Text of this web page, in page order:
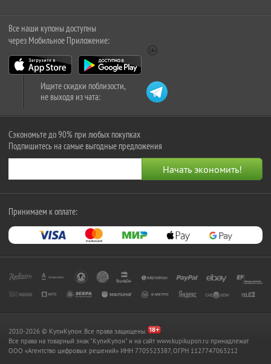
Все наши купоны доступны
через Мобильное Приложение:
Ищите скидки поблизости,
не выходя из чата:
Сэкономьте до 90% при любых покупках
Подпишитесь на самые выгодные предложения
Принимаем к оплате:
2010-2026 © КупиКупон. Все права защищены.
Все права на товарный знак "КупиКупон" и на сайт www.kupikupon.ru принадлежат
OOO «Агентство цифровых решений» ИНН 7705523387, ОГРН 1127747063212